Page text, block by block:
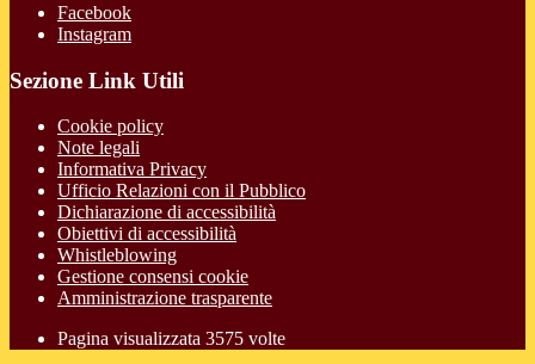
Facebook
Instagram
Sezione Link Utili
Cookie policy
Note legali
Informativa Privacy
Ufficio Relazioni con il Pubblico
Dichiarazione di accessibilità
Obiettivi di accessibilità
Whistleblowing
Gestione consensi cookie
Amministrazione trasparente
Pagina visualizzata 3575 volte